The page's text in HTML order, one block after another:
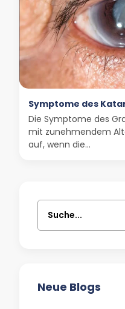
Symptome des
Die Symptome des
mit zunehmendem
auf, wenn die...
Suche...
Neue Blogs